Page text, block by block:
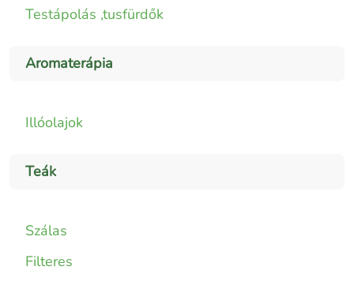
Testápolás ,tusfürdők
Aromaterápia
Illóolajok
Teák
Szálas
Filteres